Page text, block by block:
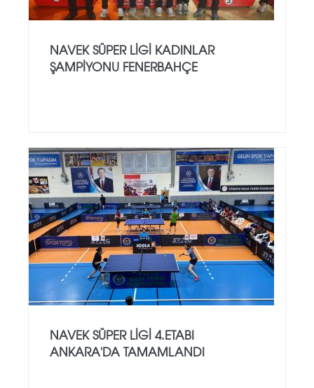
NAVEK SÜPER LİGİ KADINLAR
ŞAMPİYONU FENERBAHÇE
NAVEK SÜPER LIGI 4.ETABI
ANKARA'DA TAMAMLANDI